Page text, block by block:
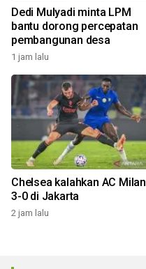
Dedi Mulyadi minta LPM
bantu dorong percepatan
pembangunan desa
1 jam lalu
Chelsea kalahkan AC Milan
3-0 di Jakarta
2 jam lalu